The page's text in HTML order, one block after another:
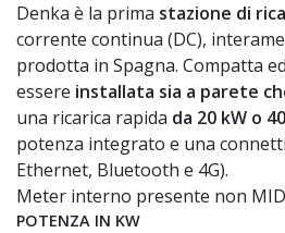
Denka è la prima stazione di
corrente continua (DC),
prodotta in Spagna. Compatta
essere installata sia a parete
una ricarica rapida da 20 kW o
potenza integrato e una
Ethernet, Bluetooth e 4G).
Meter interno presente non MID
POTENZA IN KW